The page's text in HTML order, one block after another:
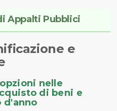
Appalti Pubblici
e
nelle
di beni e
d'anno